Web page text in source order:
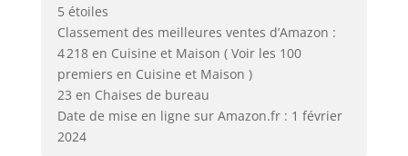
5 étoiles
Classement des meilleures ventes d’Amazon :
4 218 en Cuisine et Maison ( Voir les 100
premiers en Cuisine et Maison )
23 en Chaises de bureau
Date de mise en ligne sur Amazon.fr : 1 février
2024